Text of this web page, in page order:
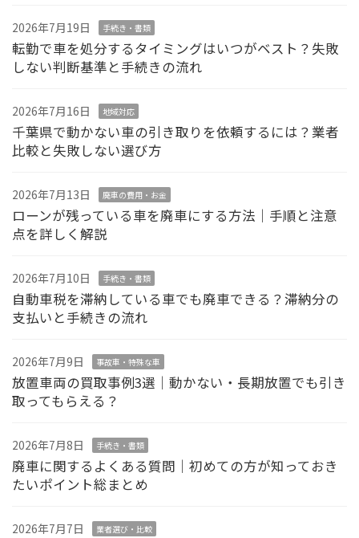
2026年7月19日 手続き・書類
転勤で車を処分するタイミングはいつがベスト？失敗
しない判断基準と手続きの流れ
2026年7月16日 地域対応
千葉県で動かない車の引き取りを依頼するには？業者
比較と失敗しない選び方
2026年7月13日 廃車の費用・お金
ローンが残っている車を廃車にする方法｜手順と注意
点を詳しく解説
2026年7月10日 手続き・書類
自動車税を滞納している車でも廃車できる？滞納分の
支払いと手続きの流れ
2026年7月9日 事故車・特殊な車
放置車両の買取事例3選｜動かない・長期放置でも引き
取ってもらえる？
2026年7月8日 手続き・書類
廃車に関するよくある質問｜初めての方が知っておき
たいポイント総まとめ
2026年7月7日 業者選び・比較